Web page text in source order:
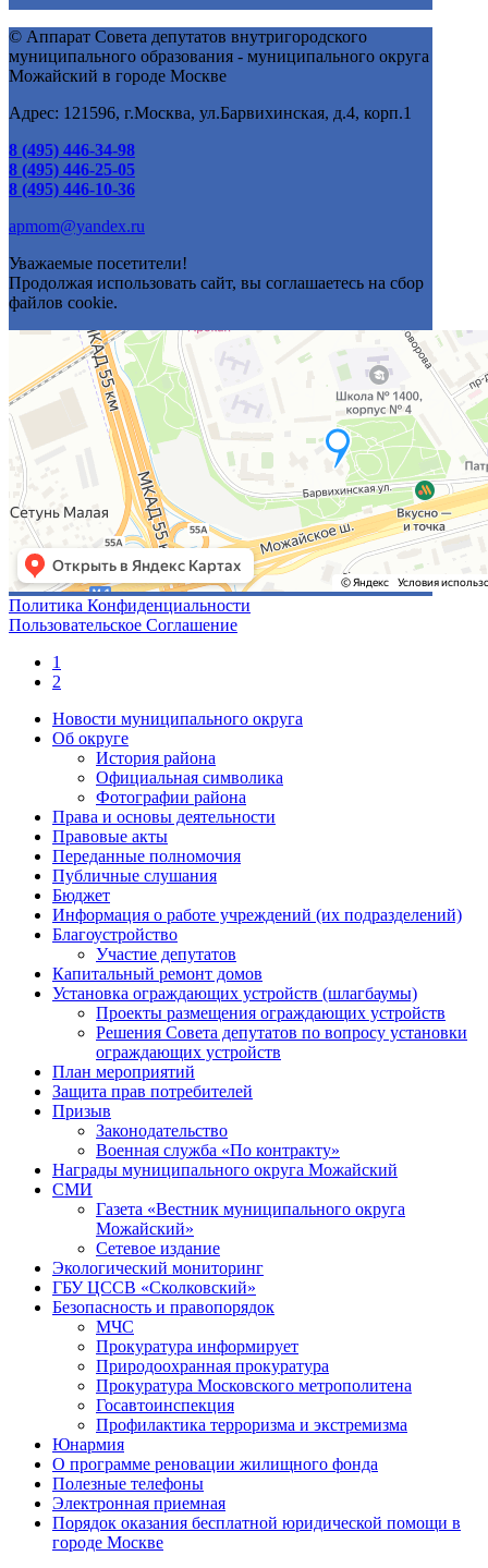
© Аппарат Совета депутатов внутригородского
муниципального образования - муниципального округа
Можайский в городе Москве
Адрес: 121596, г.Москва, ул.Барвихинская, д.4, корп.1
8 (495) 446-34-98
8 (495) 446-25-05
8 (495) 446-10-36
apmom@yandex.ru
Уважаемые посетители!
Продолжая использовать сайт, вы соглашаетесь на сбор
файлов cookie.
Политика Конфиденциальности
Пользовательское Соглашение
1
2
Новости муниципального округа
Об округе
История района
Официальная символика
Фотографии района
Права и основы деятельности
Правовые акты
Переданные полномочия
Публичные слушания
Бюджет
Информация о работе учреждений (их подразделений)
Благоустройство
Участие депутатов
Капитальный ремонт домов
Установка ограждающих устройств (шлагбаумы)
Проекты размещения ограждающих устройств
Решения Совета депутатов по вопросу установки
ограждающих устройств
План мероприятий
Защита прав потребителей
Призыв
Законодательство
Военная служба «По контракту»
Награды муниципального округа Можайский
СМИ
Газета «Вестник муниципального округа
Можайский»
Сетевое издание
Экологический мониторинг
ГБУ ЦССВ «Сколковский»
Безопасность и правопорядок
МЧС
Прокуратура информирует
Природоохранная прокуратура
Прокуратура Московского метрополитена
Госавтоинспекция
Профилактика терроризма и экстремизма
Юнармия
О программе реновации жилищного фонда
Полезные телефоны
Электронная приемная
Порядок оказания бесплатной юридической помощи в
городе Москве